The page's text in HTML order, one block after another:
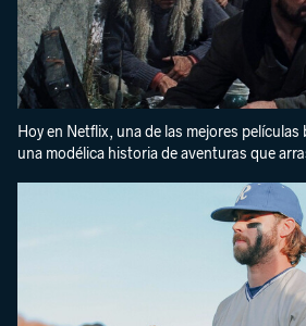
Hoy en Netflix, una de las mejores películas
una modélica historia de aventuras que